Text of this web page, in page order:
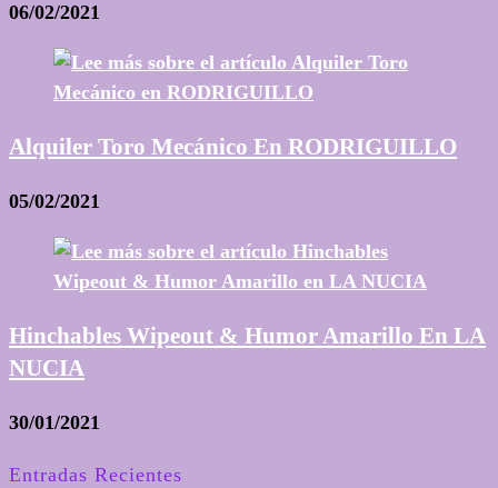
06/02/2021
Alquiler Toro Mecánico En RODRIGUILLO
05/02/2021
Hinchables Wipeout & Humor Amarillo En LA
NUCIA
30/01/2021
Entradas Recientes